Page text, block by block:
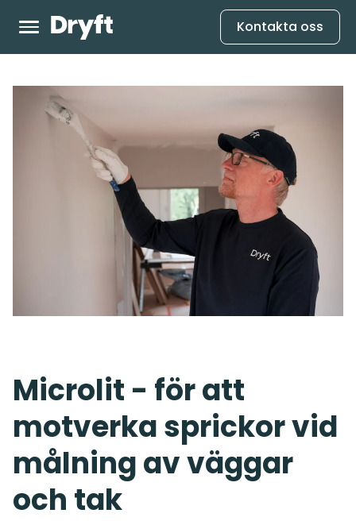
Kontakta oss
Microlit - för att
motverka sprickor vid
målning av väggar
och tak